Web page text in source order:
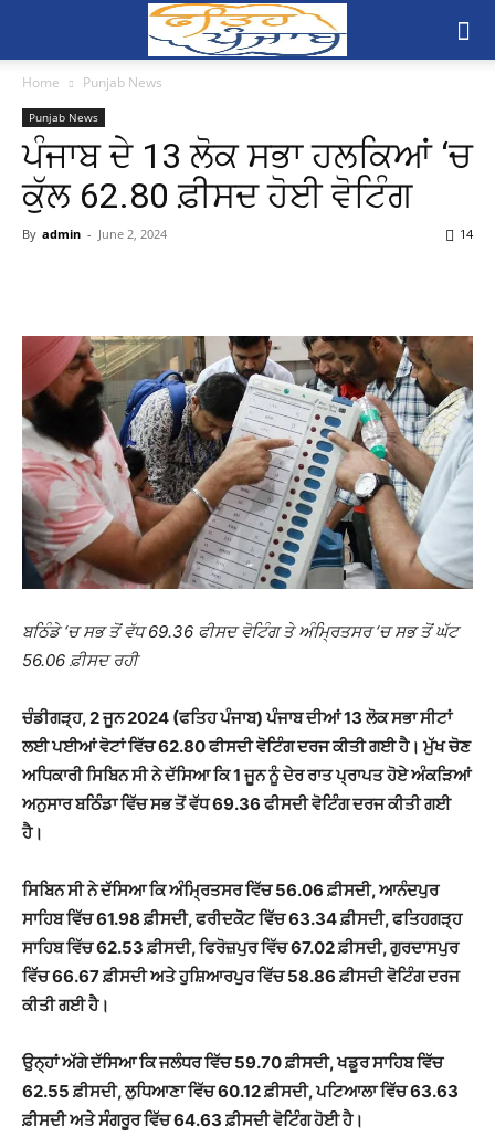
Home Punjab News
Punjab News
ਪੰਜਾਬ ਦੇ 13 ਲੋਕ ਸਭਾ ਹਲਕਿਆਂ ‘ਚ
ਕੁੱਲ 62.80 ਫ਼ੀਸਦ ਹੋਈ ਵੋਟਿੰਗ
By admin - June 2, 2024 14
ਬਠਿੰਡੇ ‘ਚ ਸਭ ਤੋਂ ਵੱਧ 69.36 ਫੀਸਦ ਵੋਟਿੰਗ ਤੇ ਅੰਮ੍ਰਿਤਸਰ ‘ਚ ਸਭ ਤੋਂ ਘੱਟ
56.06 ਫ਼ੀਸਦ ਰਹੀ
ਚੰਡੀਗੜ੍ਹ, 2 ਜੂਨ 2024 (ਫਤਿਹ ਪੰਜਾਬ) ਪੰਜਾਬ ਦੀਆਂ 13 ਲੋਕ ਸਭਾ ਸੀਟਾਂ
ਲਈ ਪਈਆਂ ਵੋਟਾਂ ਵਿੱਚ 62.80 ਫੀਸਦੀ ਵੋਟਿੰਗ ਦਰਜ ਕੀਤੀ ਗਈ ਹੈ। ਮੁੱਖ ਚੋਣ
ਅਧਿਕਾਰੀ ਸਿਬਿਨ ਸੀ ਨੇ ਦੱਸਿਆ ਕਿ 1 ਜੂਨ ਨੂੰ ਦੇਰ ਰਾਤ ਪ੍ਰਾਪਤ ਹੋਏ ਅੰਕੜਿਆਂ
ਅਨੁਸਾਰ ਬਠਿੰਡਾ ਵਿੱਚ ਸਭ ਤੋਂ ਵੱਧ 69.36 ਫੀਸਦੀ ਵੋਟਿੰਗ ਦਰਜ ਕੀਤੀ ਗਈ
ਹੈ।
ਸਿਬਿਨ ਸੀ ਨੇ ਦੱਸਿਆ ਕਿ ਅੰਮ੍ਰਿਤਸਰ ਵਿੱਚ 56.06 ਫ਼ੀਸਦੀ, ਆਨੰਦਪੁਰ
ਸਾਹਿਬ ਵਿੱਚ 61.98 ਫ਼ੀਸਦੀ, ਫਰੀਦਕੋਟ ਵਿੱਚ 63.34 ਫ਼ੀਸਦੀ, ਫਤਿਹਗੜ੍ਹ
ਸਾਹਿਬ ਵਿੱਚ 62.53 ਫ਼ੀਸਦੀ, ਫਿਰੋਜ਼ਪੁਰ ਵਿੱਚ 67.02 ਫ਼ੀਸਦੀ, ਗੁਰਦਾਸਪੁਰ
ਵਿੱਚ 66.67 ਫ਼ੀਸਦੀ ਅਤੇ ਹੁਸ਼ਿਆਰਪੁਰ ਵਿੱਚ 58.86 ਫ਼ੀਸਦੀ ਵੋਟਿੰਗ ਦਰਜ
ਕੀਤੀ ਗਈ ਹੈ।
ਉਨ੍ਹਾਂ ਅੱਗੇ ਦੱਸਿਆ ਕਿ ਜਲੰਧਰ ਵਿੱਚ 59.70 ਫ਼ੀਸਦੀ, ਖਡੂਰ ਸਾਹਿਬ ਵਿੱਚ
62.55 ਫ਼ੀਸਦੀ, ਲੁਧਿਆਣਾ ਵਿੱਚ 60.12 ਫ਼ੀਸਦੀ, ਪਟਿਆਲਾ ਵਿੱਚ 63.63
ਫ਼ੀਸਦੀ ਅਤੇ ਸੰਗਰੂਰ ਵਿੱਚ 64.63 ਫ਼ੀਸਦੀ ਵੋਟਿੰਗ ਹੋਈ ਹੈ।